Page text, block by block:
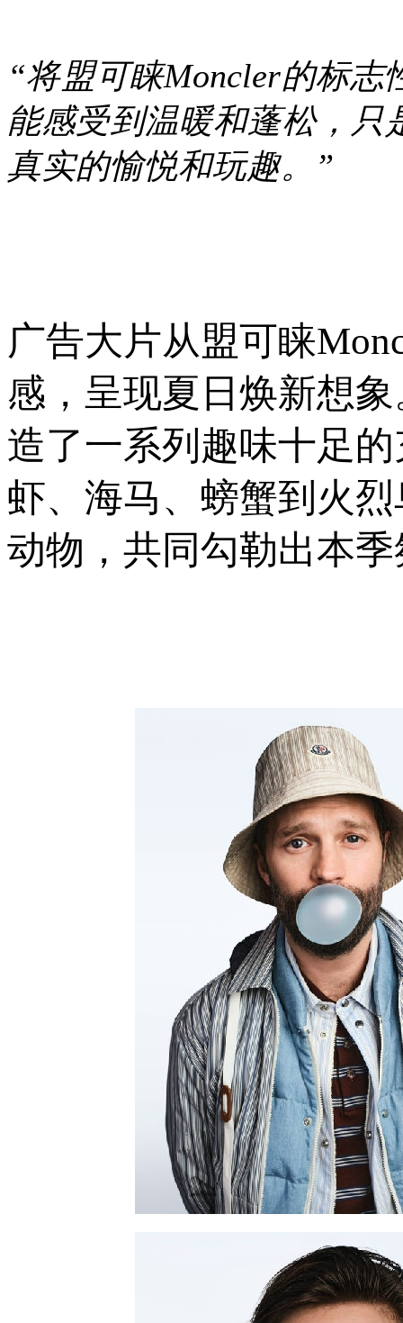
“将盟可睐Moncler的标
能感受到温暖和蓬松，只
真实的愉悦和玩趣。”
广告大片从盟可睐
感，呈现夏日焕新想
造了一系列趣味十足
虾、海马、螃蟹到火
动物，共同勾勒出本